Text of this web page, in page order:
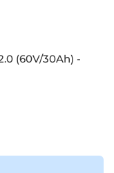
(60V/30Ah) -